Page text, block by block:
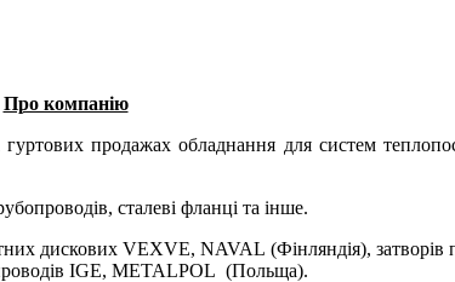
Про компанію
продажах обладнання для систем
сталеві фланці та інше.
дискових VEXVE, NAVAL (Фінляндія),
IGE, METALPOL (Польща).